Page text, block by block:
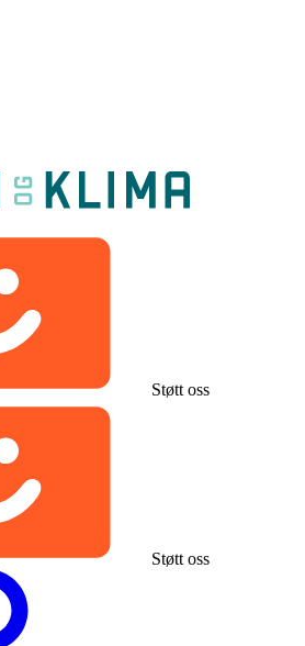
Støtt oss
Støtt oss